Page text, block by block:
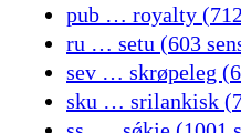
pub … royalty (712
ru … setu (603
sev … skrøpeleg
sku … srilankisk